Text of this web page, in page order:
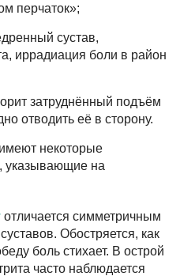
перчаток»;
сустав,
иррадиация боли в район
затруднённый подъём
отводить её в сторону.
некоторые
указывающие на
отличается симметричным
Обостряется, как
боль стихает. В острой
часто наблюдается